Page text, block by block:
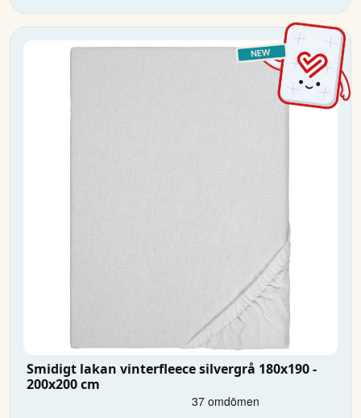
Smidigt lakan vinterfleece silvergrå 180x190 -
200x200 cm